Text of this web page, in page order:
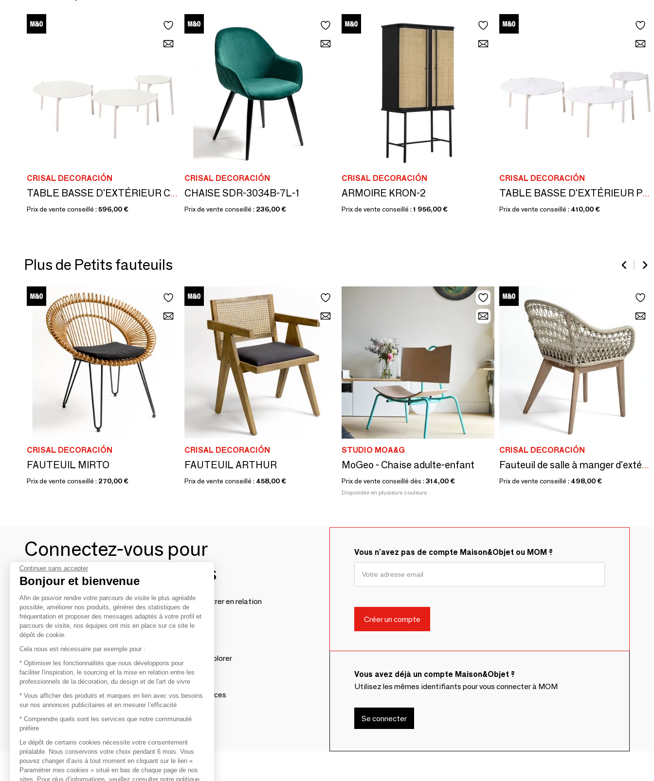
CRISAL DECORACIÓN
TABLE BASSE D'EXTÉRIEUR CRETA
Prix de vente conseillé : 596,00 €
CRISAL DECORACIÓN
CHAISE SDR-3034B-7L-1
Prix de vente conseillé : 236,00 €
CRISAL DECORACIÓN
ARMOIRE KRON-2
Prix de vente conseillé : 1 956,00 €
CRISAL DECORACIÓN
TABLE BASSE D'EXTÉRIEUR PONZA-1
Prix de vente conseillé : 410,00 €
Plus de Petits fauteuils
CRISAL DECORACIÓN
FAUTEUIL MIRTO
Prix de vente conseillé : 270,00 €
CRISAL DECORACIÓN
FAUTEUIL ARTHUR
Prix de vente conseillé : 458,00 €
STUDIO MOA&G
MoGeo - Chaise adulte-enfant
Prix de vente conseillé dès : 314,00 €
Disponible en plusieurs couleurs
CRISAL DECORACIÓN
Fauteuil de salle à manger d'extérieur ORLY
Prix de vente conseillé : 498,00 €
Connectez-vous pour
contacter les marques
Afin de profiter au mieux de l'expérience MOM et de rentrer en relation
avec vos marques préférées, créez-vous un compte.
Découvrir
Les produits de milliers de fournisseurs à explorer
S'inspirer
Inspiration et sélections de produits tendances
Contacter
Vous n'avez pas de compte Maison&Objet ou MOM ?
Vous avez déjà un compte Maison&Objet ?
Utilisez les mêmes identifiants pour vous connecter à MOM
Se connecter
Continuer sans accepter
Bonjour et bienvenue
Afin de pouvoir rendre votre parcours de visite le plus agréable
possible, améliorer nos produits, générer des statistiques de
fréquentation et proposer des messages adaptés à votre profil et
parcours de visite, nos équipes ont mis en place sur ce site le
dépôt de cookie.
Cela nous est nécessaire par exemple pour :
* Optimiser les fonctionnalités que nous développons pour
faciliter l'inspiration, le sourcing et la mise en relation entre les
professionnels de la décoration, du design et de l'art de vivre
* Vous afficher des produits et marques en lien avec vos besoins
sur nos annonces publicitaires et en mesurer l’efficacité
* Comprendre quels sont les services que notre communauté
préfère
Le dépôt de certains cookies nécessite votre consentement
préalable. Nous conservons votre choix pendant 6 mois. Vous
pouvez changer d’avis à tout moment en cliquant sur le lien «
Paramétrer mes cookies » situé en bas de chaque page de nos
sites. Pour plus d’informations, veuillez consulter notre politique